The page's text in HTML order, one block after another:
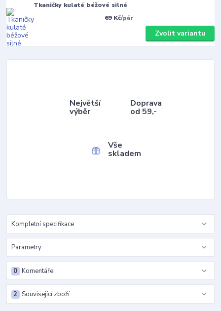
Tkaničky kulaté béžové silné
69 Kč/pár
Zvolit variantu
Největší
výběr
Doprava
od 59,-
Vše
skladem
Kompletní specifikace
Parametry
Komentáře
0
Související zboží
2